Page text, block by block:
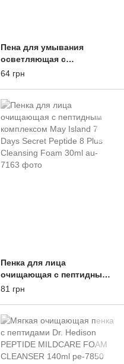
Пена для умывания
осветляющая с
экстрактом облепихи May
30ml
64 грн
Пенка для лица
очищающая с пептидным
комплексом May Island 7
81 грн